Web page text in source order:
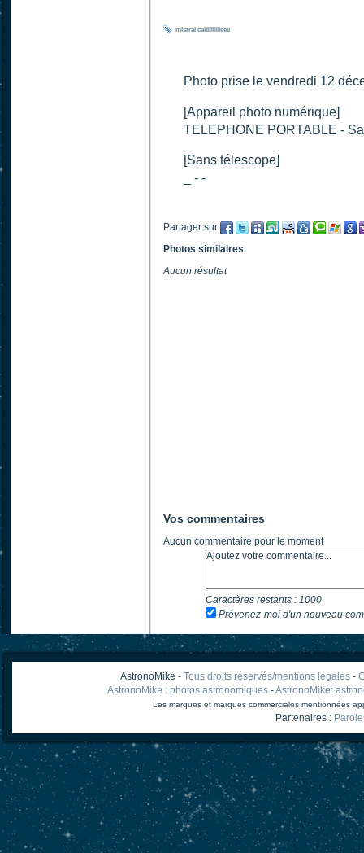
mistral caiiiilllllleee
Photo prise le vendredi 12
[Appareil photo numérique]
TELEPHONE PORTABLE -
[Sans télescope]
_ - -
Partager sur
Photos similaires
Aucun résultat
Vos commentaires
Aucun commentaire pour le moment
Caractères restants : 1000
Prévenez-moi d'un nouveau
AstronoMike - Tous droits réservés/mentions légales-
AstronoMike : photos astronomiques -AstronoMike:
Les marques et marques commerciales mentionnées
Partenaires :